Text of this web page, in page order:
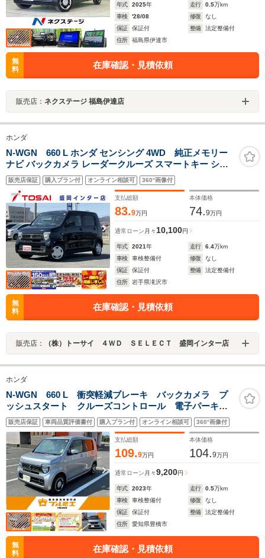
年式 2025年 走行 0.5万km
車検
'28/08 修復
なし
保証
保証付 整備
法定整備付
住所
福島県伊達市
無
料
在庫確認・見積依頼
販売店： ネクステージ 福島伊達店
ホンダ
N-WGN 660 L ホンダ センシング 4WD 純正メモリー
ナビ バックカメラ レーダークルーズ スマートキー シー
トヒーター レーンキープアシスト クリアランスソナー 横
滑り防止装置 ETC オートライト オートエアコン 電動格
納ミラー
販売店保証 購入プラン付 オンライン相談可 360°画像付
支払総額
83.9万円
本体価格
74.9万円
通常ローン 月々 10,100円
年式 2021年 走行 6.4万km
車検
車検整備付 修復
なし
保証
保証付 整備
法定整備付
住所
岩手県滝沢市
無
料
在庫確認・見積依頼
販売店： （株）トーサイ ４ＷＤ ＳＥＬＥＣＴ 盛岡インター店
ホンダ
N-WGN 660 L 衝突軽減ブレーキ バックカメラ プ
ッシュスタート クルーズコントロール 電子パーキン
グブレーキ ブレーキホールド 電動格納ミラー オー
トエアコン オートライト アームレスト
販売店保証 車両品質評価書付 購入プラン付 オンライン相談可 360°画像付
支払総額
109.9万円
本体価格
104.9万円
通常ローン 月々9,200円
年式 2023年 走行 0.5万km
車検
車検整備付 修復
なし
保証
保証付 整備
法定整備付
住所
愛知県豊橋市
無
料
在庫確認・見積依頼